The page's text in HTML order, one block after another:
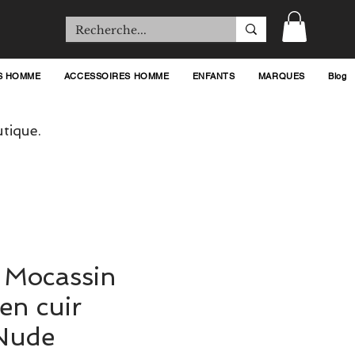
HOMME ACCESSOIRES HOMME ENFANTS MARQUES Blog
cuir